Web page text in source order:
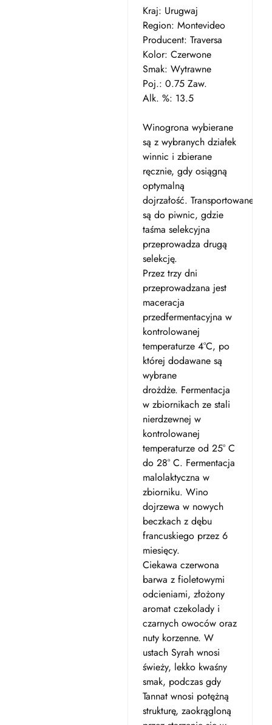
Kraj: Urugwaj
Region: Montevideo
Producent: Traversa
Kolor: Czerwone
Smak: Wytrawne
Poj.: 0.75 Zaw.
Alk. %: 13.5
Winogrona wybierane
są z wybranych działek
winnic i zbierane
ręcznie, gdy osiągną
optymalną
dojrzałość. Transportowane
są do piwnic, gdzie
taśma selekcyjna
przeprowadza drugą
selekcję.
Przez trzy dni
przeprowadzana jest
maceracja
przedfermentacyjna w
kontrolowanej
temperaturze 4°C, po
której dodawane są
wybrane
drożdże. Fermentacja
w zbiornikach ze stali
nierdzewnej w
kontrolowanej
temperaturze od 25° C
do 28° C. Fermentacja
malolaktyczna w
zbiorniku. Wino
dojrzewa w nowych
beczkach z dębu
francuskiego przez 6
miesięcy.
Ciekawa czerwona
barwa z fioletowymi
odcieniami, złożony
aromat czekolady i
czarnych owoców oraz
nuty korzenne. W
ustach Syrah wnosi
świeży, lekko kwaśny
smak, podczas gdy
Tannat wnosi potężną
strukturę, zaokrągloną